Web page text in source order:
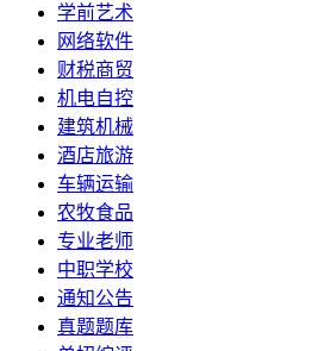
学前艺术
网络软件
财税商贸
机电自控
建筑机械
酒店旅游
车辆运输
农牧食品
专业老师
中职学校
通知公告
真题题库